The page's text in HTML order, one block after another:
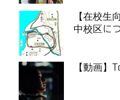
【在校生
中校区に
【動画】